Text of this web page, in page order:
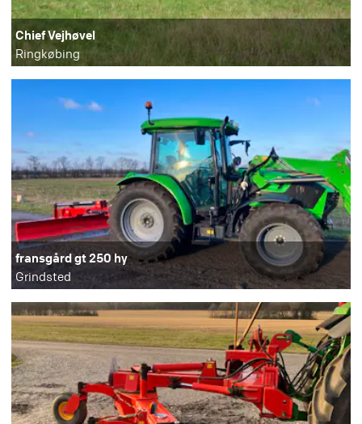
Chief Vejhøvel
Ringkøbing
fransgård gt 250 hy
Grindsted